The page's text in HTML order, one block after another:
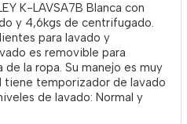
K-LAVSA7B Blanca con
y 4,6kgs de centrifugado.
para lavado y
es removible para
la ropa. Su manejo es muy
tiene temporizador de lavado
de lavado: Normal y